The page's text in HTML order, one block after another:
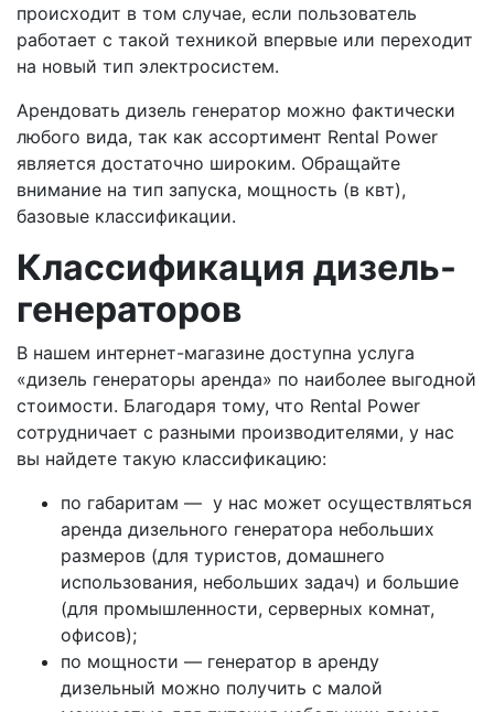
происходит в том случае, если пользователь
работает с такой техникой впервые или переходит
на новый тип электросистем.
Арендовать дизель генератор можно фактически
любого вида, так как ассортимент Rental Power
является достаточно широким. Обращайте
внимание на тип запуска, мощность (в квт),
базовые классификации.
Классификация дизель-
генераторов
В нашем интернет-магазине доступна услуга
«дизель генераторы аренда» по наиболее выгодной
стоимости. Благодаря тому, что Rental Power
сотрудничает с разными производителями, у нас
вы найдете такую классификацию:
по габаритам — у нас может осуществляться
аренда дизельного генератора небольших
размеров (для туристов, домашнего
использования, небольших задач) и большие
(для промышленности, серверных комнат,
офисов);
по мощности — генератор в аренду
дизельный можно получить с малой